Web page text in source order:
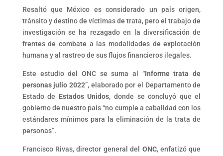
Resaltó que México es considerado un país origen,
tránsito y destino de víctimas de trata, pero el trabajo de
investigación se ha rezagado en la diversificación de
frentes de combate a las modalidades de explotación
humana y al rastreo de sus flujos financieros ilegales.
Este estudio del ONC se suma al “Informe trata de
personas julio 2022”, elaborado por el Departamento de
Estado de Estados Unidos, donde se concluyó que el
gobierno de nuestro país “no cumple a cabalidad con los
estándares mínimos para la eliminación de la trata de
personas”.
Francisco Rivas, director general del ONC, enfatizó que